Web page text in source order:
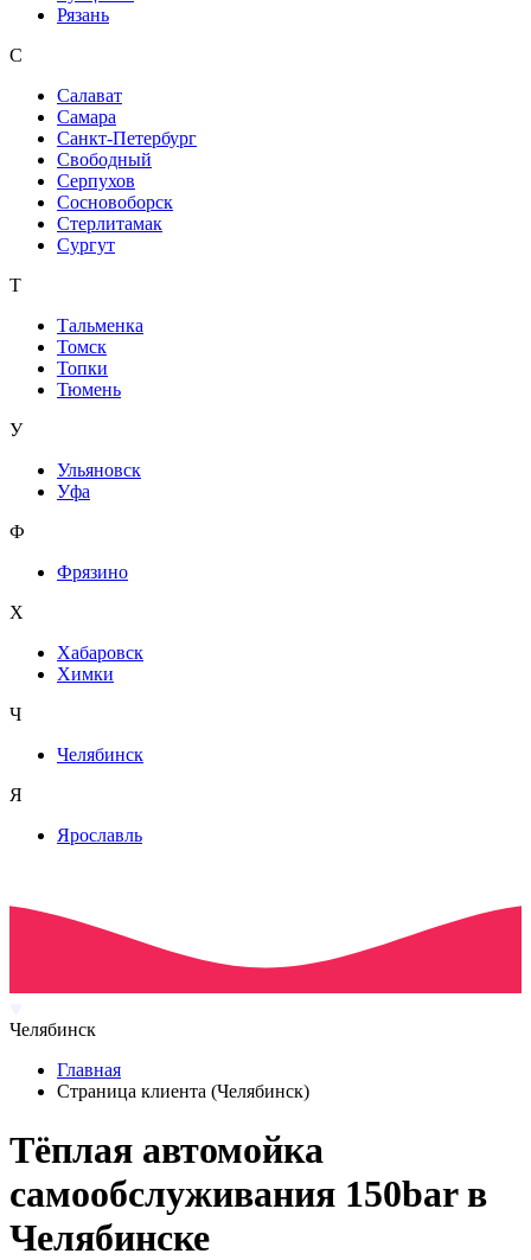
Рязань
С
Салават
Самара
Санкт-Петербург
Свободный
Серпухов
Сосновоборск
Стерлитамак
Сургут
Т
Тальменка
Томск
Топки
Тюмень
У
Ульяновск
Уфа
Ф
Фрязино
Х
Хабаровск
Химки
Ч
Челябинск
Я
Ярославль
Челябинск
Главная
Страница клиента (Челябинск)
Тёплая автомойка
самообслуживания 150bar в
Челябинске